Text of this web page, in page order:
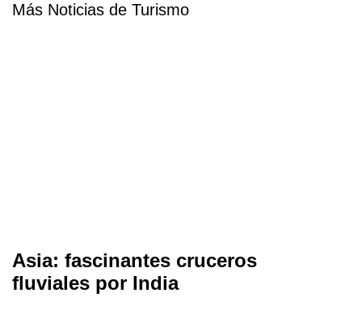
Más Noticias de Turismo
Asia: fascinantes cruceros
fluviales por India